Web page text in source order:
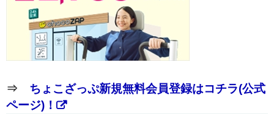
⇒ ちょこざっぷ新規無料会員登録はコチラ(公式
ページ)！